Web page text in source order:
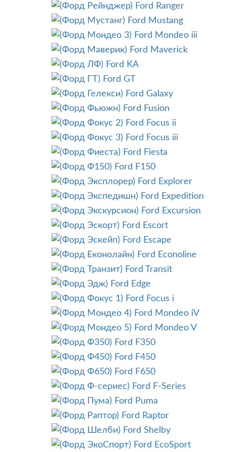
Ford Ranger
Ford Mustang
Ford Mondeo iii
Ford Maverick
Ford KA
Ford GT
Ford Galaxy
Ford Fusion
Ford Focus ii
Ford Focus iii
Ford Fiesta
Ford F150
Ford Explorer
Ford Expedition
Ford Excursion
Ford Escort
Ford Escape
Ford Econoline
Ford Transit
Ford Edge
Ford Focus i
Ford Mondeo iV
Ford Mondeo V
Ford F350
Ford F450
Ford F650
Ford F-Series
Ford Puma
Ford Raptor
Ford Shelby
Ford EcoSport